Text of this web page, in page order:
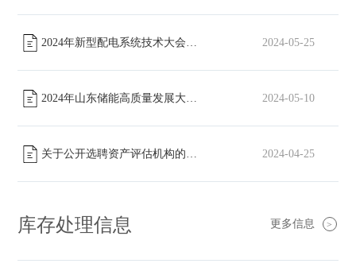
2024年新型配电系统技术大会展台设计及搭建招标通知 [已截止]
2024-05-25
2024年山东储能高质量发展大会展位搭建招标文件 [已截止]
2024-05-10
关于公开选聘资产评估机构的公告 2024-04-25
库存处理信息 更多信息 >